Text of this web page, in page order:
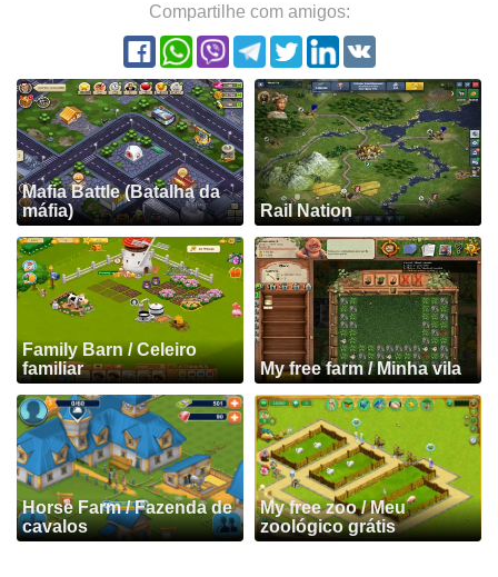
Compartilhe com amigos:
Mafia Battle (Batalha da
máfia)
Rail Nation
Family Barn / Celeiro
familiar
My free farm / Minha vila
Horse Farm / Fazenda de
cavalos
My free zoo / Meu
zoológico grátis